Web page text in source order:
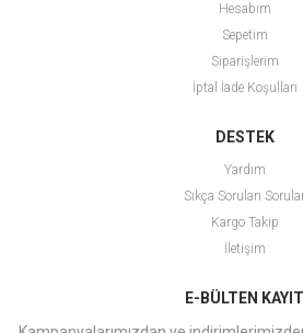
Hesabım
Sepetim
Siparişlerim
İptal İade Koşulları
DESTEK
Yardım
Sıkça Sorulan
Kargo Takip
İletişim
E-BÜLTEN KAYIT